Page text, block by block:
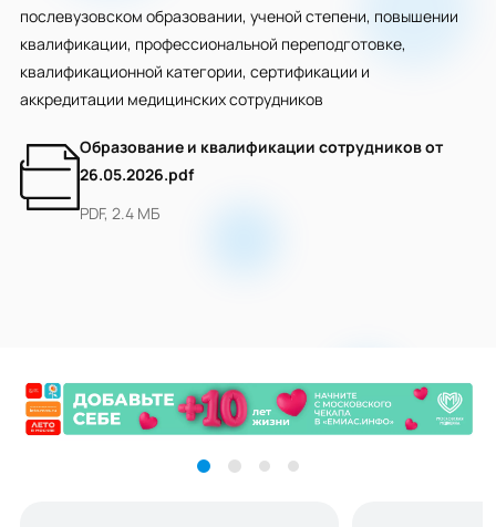
послевузовском образовании, ученой степени, повышении
квалификации, профессиональной переподготовке,
квалификационной категории, сертификации и
аккредитации медицинских сотрудников
Образование и квалификации сотрудников от
26.05.2026.pdf
PDF, 2.4 МБ